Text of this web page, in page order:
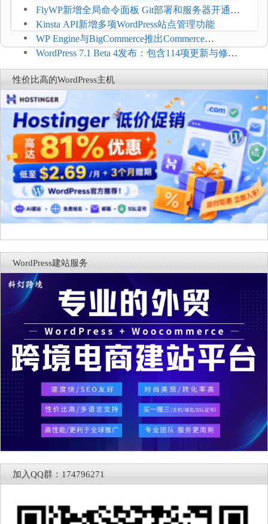
$2.61/月，高性能主机同步折扣
FlyWP新增全局命令面板 Git部署和服务器开通更
方便
Kinsta API新增多项WordPress站点管理功能
WP Engine与BigCommerce推出Commerce
Connect：WordPress商店可保留前台体验并扩展电
商能力
WordPress 7.1 Beta 4发布：包含114项更新与修
复，仅建议在测试环境体验
性价比高的WordPress主机
WordPress建站服务
加入QQ群：174796271